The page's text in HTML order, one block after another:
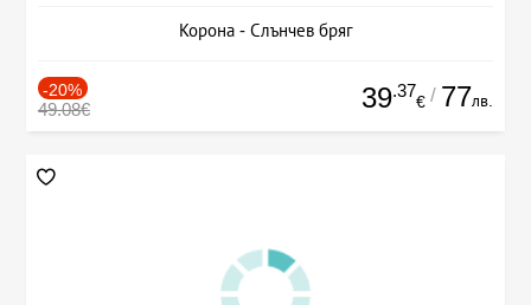
Корона - Слънчев бряг
-20%
49.08€ 39.37
€ / 77лв.